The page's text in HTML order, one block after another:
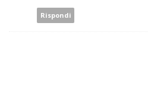
Rispondi